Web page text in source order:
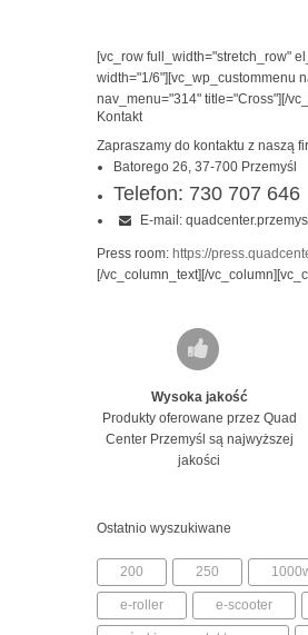
[vc_row full_width="stretch_row"
width="1/6"][vc_wp_custommenu
nav_menu="314" title="Cross"][/
Kontakt
Zapraszamy do kontaktu z naszą
Batorego 26, 37-700 Przemyśl
Telefon: 730 707 646
E-mail:
Press room: https://
[/vc_column_text][/
Wysoka jakość
Produkty oferowane przez Quad
Center Przemyśl są najwyższej
jakości
Ostatnio wyszukiwane
200 250
e-roller e-scooter